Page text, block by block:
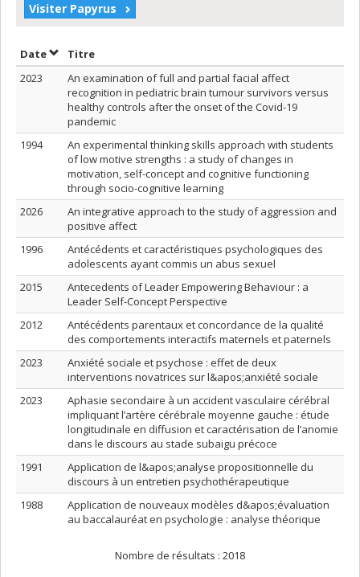
Visiter Papyrus
DateTrier par date en ordre croissant
Titre
2023
An examination of full and partial facial affect
recognition in pediatric brain tumour survivors versus
healthy controls after the onset of the Covid-19
pandemic
1994
An experimental thinking skills approach with students
of low motive strengths : a study of changes in
motivation, self-concept and cognitive functioning
through socio-cognitive learning
2026
An integrative approach to the study of aggression and
positive affect
1996
Antécédents et caractéristiques psychologiques des
adolescents ayant commis un abus sexuel
2015
Antecedents of Leader Empowering Behaviour : a
Leader Self-Concept Perspective
2012
Antécédents parentaux et concordance de la qualité
des comportements interactifs maternels et paternels
2023
Anxiété sociale et psychose : effet de deux
interventions novatrices sur l&apos;anxiété sociale
2023
Aphasie secondaire à un accident vasculaire cérébral
impliquant l’artère cérébrale moyenne gauche : étude
longitudinale en diffusion et caractérisation de l’anomie
dans le discours au stade subaigu précoce
1991
Application de l&apos;analyse propositionnelle du
discours à un entretien psychothérapeutique
1988
Application de nouveaux modèles d&apos;évaluation
au baccalauréat en psychologie : analyse théorique
Nombre de résultats : 2018